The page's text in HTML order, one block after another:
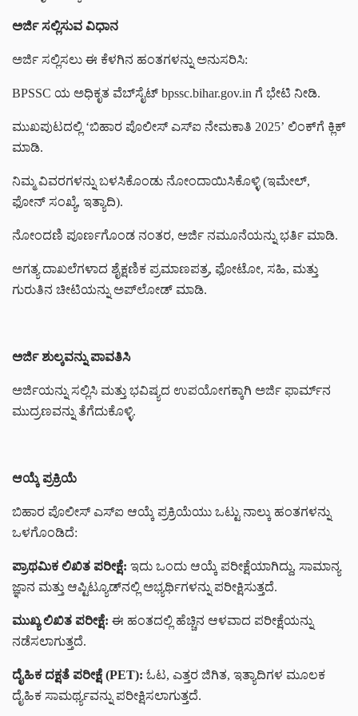
ಅರ್ಜಿ ಸಲ್ಲಿಸುವ ವಿಧಾನ
ಅರ್ಜಿ ಸಲ್ಲಿಸಲು ಈ ಕೆಳಗಿನ ಹಂತಗಳನ್ನು ಅನುಸರಿಸಿ:
BPSSC ಯ ಅಧಿಕೃತ ವೆಬ್‌ಸೈಟ್ bpssc.bihar.gov.in ಗೆ ಭೇಟಿ ನೀಡಿ.
ಮುಖಪುಟದಲ್ಲಿ ‘ಬಿಹಾರ ಪೊಲೀಸ್ ಎಸ್‌ಐ ನೇಮಕಾತಿ 2025’ ಲಿಂಕ್‌ಗೆ ಕ್ಲಿಕ್
ಮಾಡಿ.
ನಿಮ್ಮ ವಿವರಗಳನ್ನು ಬಳಸಿಕೊಂಡು ನೋಂದಾಯಿಸಿಕೊಳ್ಳಿ (ಇಮೇಲ್,
ಫೋನ್ ಸಂಖ್ಯೆ, ಇತ್ಯಾದಿ).
ನೋಂದಣಿ ಪೂರ್ಣಗೊಂಡ ನಂತರ, ಅರ್ಜಿ ನಮೂನೆಯನ್ನು ಭರ್ತಿ ಮಾಡಿ.
ಅಗತ್ಯ ದಾಖಲೆಗಳಾದ ಶೈಕ್ಷಣಿಕ ಪ್ರಮಾಣಪತ್ರ, ಫೋಟೋ, ಸಹಿ, ಮತ್ತು
ಗುರುತಿನ ಚೀಟಿಯನ್ನು ಅಪ್‌ಲೋಡ್ ಮಾಡಿ.
ಅರ್ಜಿ ಶುಲ್ಕವನ್ನು ಪಾವತಿಸಿ
ಅರ್ಜಿಯನ್ನು ಸಲ್ಲಿಸಿ ಮತ್ತು ಭವಿಷ್ಯದ ಉಪಯೋಗಕ್ಕಾಗಿ ಅರ್ಜಿ ಫಾರ್ಮ್‌ನ
ಮುದ್ರಣವನ್ನು ತೆಗೆದುಕೊಳ್ಳಿ.
ಆಯ್ಕೆ ಪ್ರಕ್ರಿಯೆ
ಬಿಹಾರ ಪೊಲೀಸ್ ಎಸ್‌ಐ ಆಯ್ಕೆ ಪ್ರಕ್ರಿಯೆಯು ಒಟ್ಟು ನಾಲ್ಕು ಹಂತಗಳನ್ನು
ಒಳಗೊಂಡಿದೆ:
ಪ್ರಾಥಮಿಕ ಲಿಖಿತ ಪರೀಕ್ಷೆ: ಇದು ಒಂದು ಆಯ್ಕೆ ಪರೀಕ್ಷೆಯಾಗಿದ್ದು, ಸಾಮಾನ್ಯ
ಜ್ಞಾನ ಮತ್ತು ಆಪ್ಟಿಟ್ಯೂಡ್‌ನಲ್ಲಿ ಅಭ್ಯರ್ಥಿಗಳನ್ನು ಪರೀಕ್ಷಿಸುತ್ತದೆ.
ಮುಖ್ಯ ಲಿಖಿತ ಪರೀಕ್ಷೆ: ಈ ಹಂತದಲ್ಲಿ ಹೆಚ್ಚಿನ ಆಳವಾದ ಪರೀಕ್ಷೆಯನ್ನು
ನಡೆಸಲಾಗುತ್ತದೆ.
ದೈಹಿಕ ದಕ್ಷತೆ ಪರೀಕ್ಷೆ (PET): ಓಟ, ಎತ್ತರ ಜಿಗಿತ, ಇತ್ಯಾದಿಗಳ ಮೂಲಕ
ದೈಹಿಕ ಸಾಮರ್ಥ್ಯವನ್ನು ಪರೀಕ್ಷಿಸಲಾಗುತ್ತದೆ.